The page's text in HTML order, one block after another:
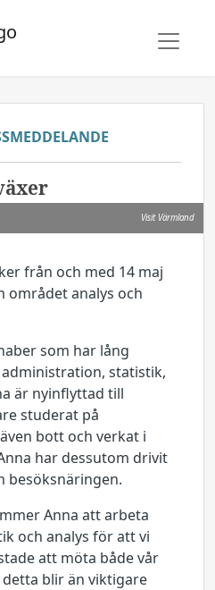
Visit Värmland
från och med 14 maj
området analys och
som har lång
statistik,
är nyinflyttad till
studerat på
bott och verkat i
har dessutom drivit
besöksnäringen.
Anna att arbeta
och analys för att vi
att möta både vår
blir än viktigare